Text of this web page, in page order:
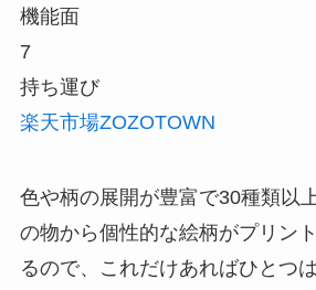
機能面
7
持ち運び
楽天市場ZOZOTOWN
色や柄の展開が豊富で30種類以
の物から個性的な絵柄がプリン
るので、これだけあればひとつ